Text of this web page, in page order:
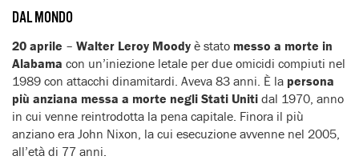
DAL MONDO
20 aprile – Walter Leroy Moody è stato messo a morte in
Alabama con un’iniezione letale per due omicidi compiuti nel
1989 con attacchi dinamitardi. Aveva 83 anni. È la persona
più anziana messa a morte negli Stati Uniti dal 1970, anno
in cui venne reintrodotta la pena capitale. Finora il più
anziano era John Nixon, la cui esecuzione avvenne nel 2005,
all’età di 77 anni.